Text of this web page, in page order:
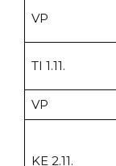
VP
TI 1.11.
VP
KE 2.11.